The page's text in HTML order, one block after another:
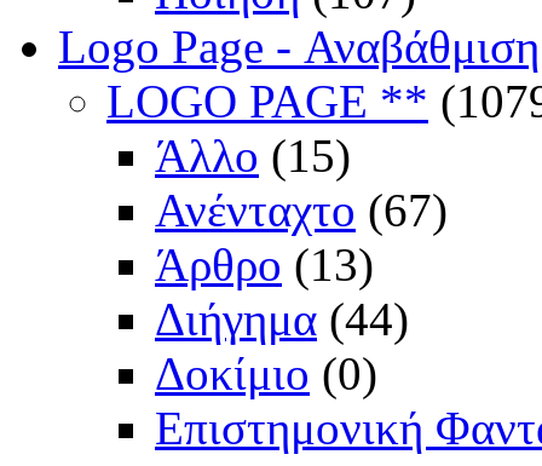
Logo Page -
LOGO PAGE **
Άλλο (15)
Ανένταχτο (67)
Άρθρο (13)
Διήγημα (44)
Δοκίμιο (0)
Επιστημονική